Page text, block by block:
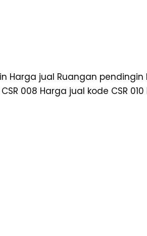
jual Ruangan pendingin
008 Harga jual kode CSR